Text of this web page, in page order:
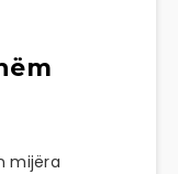
mijëra